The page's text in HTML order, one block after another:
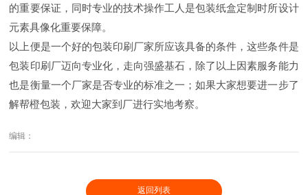
的重要保证，同时专业的技术操作工人是包装纸盒定制时所设计
元素具像化重要保障。
以上便是一个好的包装印刷厂家所应该具备的条件，这些条件是
包装印刷厂迈向专业化，走向强盛基石，除了以上因素服务能力
也是衡量一个厂家是否专业的标准之一；如果大家想要进一步了
解帮橙包装，欢迎大家到厂进行实地考察。
编辑：
返回列表